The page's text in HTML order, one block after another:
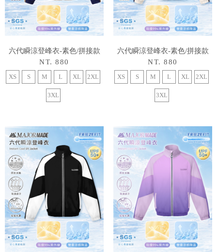
六代瞬涼登峰衣-素色/拼接款
NT. 880
XS S M L XL 2XL
3XL
六代瞬涼登峰衣-素色/拼接款
NT. 880
XS S M L XL 2XL
3XL